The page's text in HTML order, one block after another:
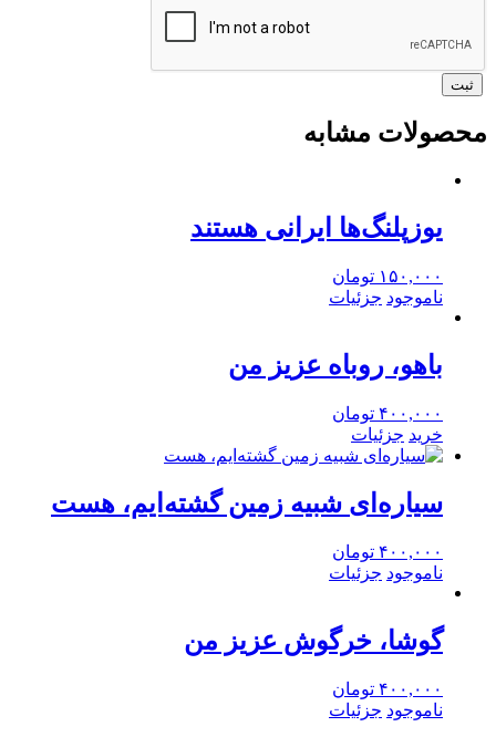
محصولات مشابه
یوزپلنگ‌ها ایرانی هستند
۱۵۰,۰۰۰ تومان
ناموجود جزئیات
باهو، روباه عزیز من
۴۰۰,۰۰۰ تومان
خرید جزئیات
سیاره‌ای شبیه زمین گشته‌ایم، هست
۴۰۰,۰۰۰ تومان
ناموجود جزئیات
گوشا، خرگوش عزیز من
۴۰۰,۰۰۰ تومان
ناموجود جزئیات